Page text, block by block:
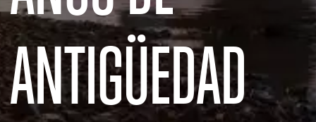
ANTIGÜEDAD